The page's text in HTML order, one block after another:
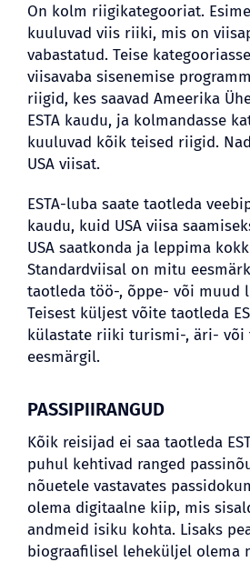
On kolm riigikategooriat.
kuuluvad viis riiki, mis on
vabastatud. Teise
viisavaba sisenemise
riigid, kes saavad Ameerika
ESTA kaudu, ja kolmandasse
kuuluvad kõik teised riigid.
USA viisat.
ESTA-luba saate taotleda
kaudu, kuid USA viisa
USA saatkonda ja leppima
Standardviisal on mitu
taotleda töö-, õppe- või muud
Teisest küljest võite taotleda
külastate riiki turismi-, äri- või
eesmärgil.
PASSIPIIRANGUD
Kõik reisijad ei saa taotleda
puhul kehtivad ranged
nõuetele vastavates
olema digitaalne kiip, mis
andmeid isiku kohta. Lisaks
biograafilisel leheküljel olema